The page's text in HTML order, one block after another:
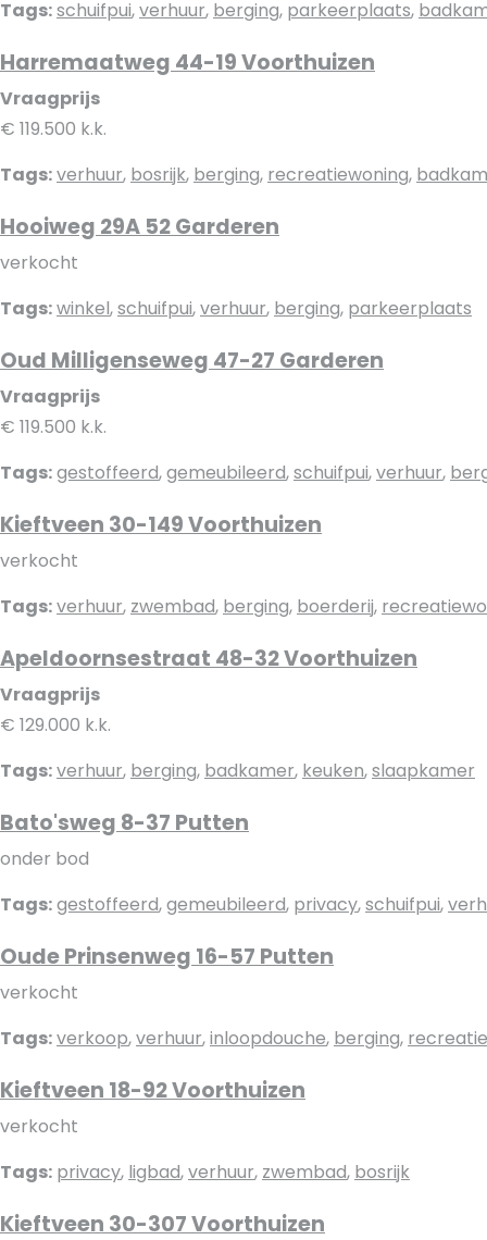
Tags:schuifpui,verhuur, berging, parkeerplaats,
Harremaatweg 44-19 Voorthuizen
Vraagprijs
€ 119.500 k.k.
Tags:verhuur, bosrijk, berging, recreatiewoning,
Hooiweg 29A 52 Garderen
verkocht
Tags:winkel,schuifpui,verhuur, berging, parkeerplaats
Oud Milligenseweg 47-27 Garderen
Vraagprijs
€ 119.500 k.k.
Tags:gestoffeerd,gemeubileerd,schuifpui,verhuur,
Kieftveen 30-149 Voorthuizen
verkocht
Tags:verhuur, zwembad, berging, boerderij,
Apeldoornsestraat 48-32 Voorthuizen
Vraagprijs
€ 129.000 k.k.
Tags:verhuur, berging, badkamer, keuken,slaapkamer
Bato'sweg 8-37 Putten
onder bod
Tags:gestoffeerd,gemeubileerd, privacy,schuifpui,
Oude Prinsenweg 16-57 Putten
verkocht
Tags:verkoop,verhuur,inloopdouche, berging,
Kieftveen 18-92 Voorthuizen
verkocht
Tags: privacy, ligbad,verhuur, zwembad, bosrijk
Kieftveen 30-307 Voorthuizen